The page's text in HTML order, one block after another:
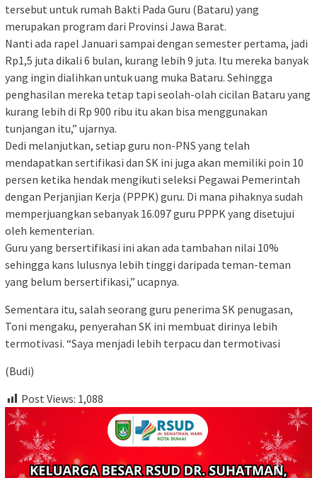
tersebut untuk rumah Bakti Pada Guru (Bataru) yang
merupakan program dari Provinsi Jawa Barat.
Nanti ada rapel Januari sampai dengan semester pertama, jadi
Rp1,5 juta dikali 6 bulan, kurang lebih 9 juta. Itu mereka banyak
yang ingin dialihkan untuk uang muka Bataru. Sehingga
penghasilan mereka tetap tapi seolah-olah cicilan Bataru yang
kurang lebih di Rp 900 ribu itu akan bisa menggunakan
tunjangan itu,” ujarnya.
Dedi melanjutkan, setiap guru non-PNS yang telah
mendapatkan sertifikasi dan SK ini juga akan memiliki poin 10
persen ketika hendak mengikuti seleksi Pegawai Pemerintah
dengan Perjanjian Kerja (PPPK) guru. Di mana pihaknya sudah
memperjuangkan sebanyak 16.097 guru PPPK yang disetujui
oleh kementerian.
Guru yang bersertifikasi ini akan ada tambahan nilai 10%
sehingga kans lulusnya lebih tinggi daripada teman-teman
yang belum bersertifikasi,” ucapnya.
Sementara itu, salah seorang guru penerima SK penugasan,
Toni mengaku, penyerahan SK ini membuat dirinya lebih
termotivasi. “Saya menjadi lebih terpacu dan termotivasi
(Budi)
Post Views: 1,088